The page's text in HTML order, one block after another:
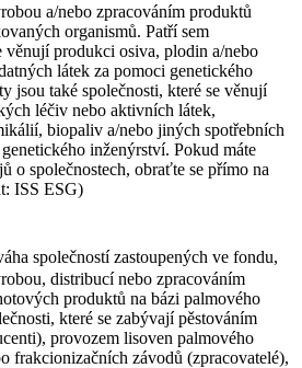
a/nebo zpracováním produktů
organismů. Patří sem
věnují produkci osiva, plodin a/nebo
látek za pomoci genetického
jsou také společnosti, které se věnují
léčiv nebo aktivních látek,
biopaliv a/nebo jiných spotřebních
inženýrství. Pokud máte
o společnostech, obraťte se přímo na
ISS ESG)
společností zastoupených ve fondu,
distribucí nebo zpracováním
produktů na bázi palmového
které se zabývají pěstováním
provozem lisoven palmového
frakcionizačních závodů (zpracovatelé),